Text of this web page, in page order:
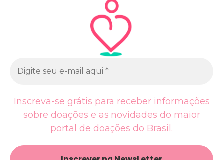
Inscreva-se grátis para receber informações
sobre doações e as novidades do maior
portal de doações do Brasil.